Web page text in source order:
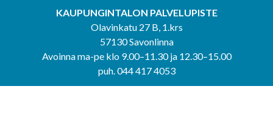
KAUPUNGINTALON PALVELUPISTE
Olavinkatu 27 B, 1.krs
57130 Savonlinna
Avoinna ma-pe klo 9.00–11.30 ja 12.30–15.00
puh. 044 417 4053